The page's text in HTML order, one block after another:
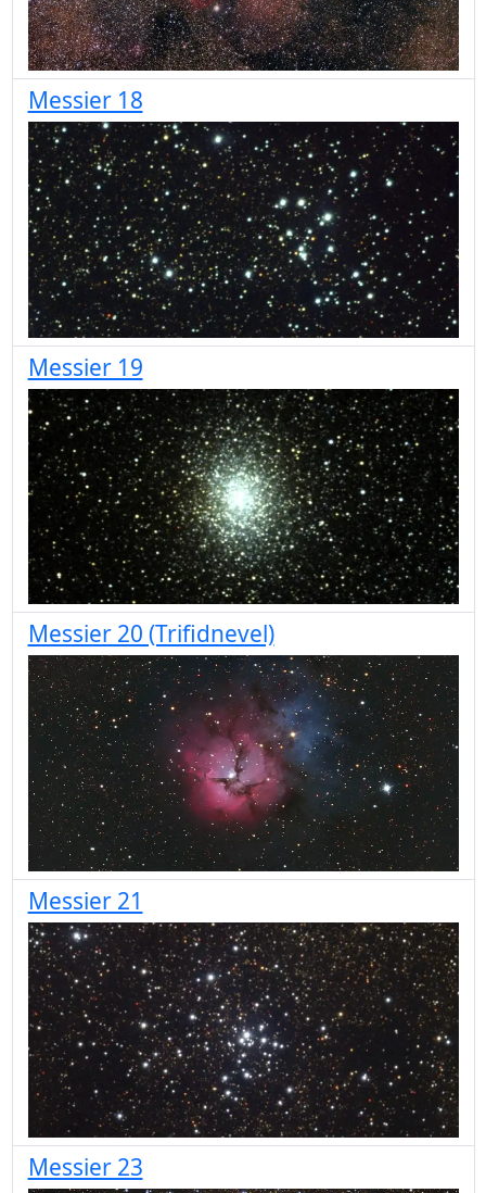
Messier 18
Messier 19
Messier 20 (Trifidnevel)
Messier 21
Messier 23